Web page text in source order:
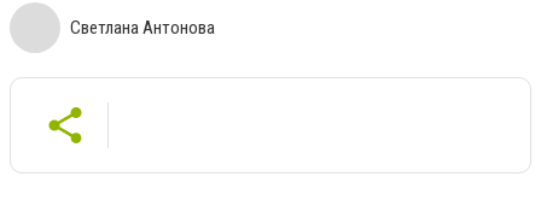
Светлана Антонова